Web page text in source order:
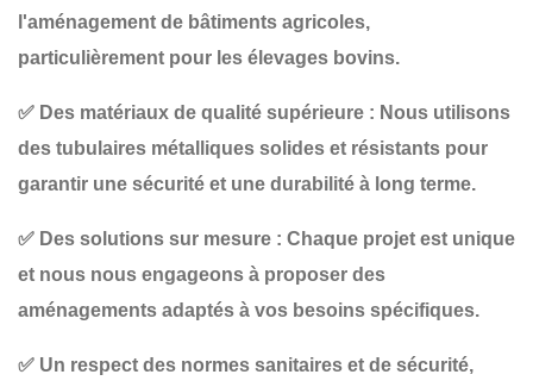
l'aménagement de bâtiments agricoles,
particulièrement pour les élevages bovins.
✅ Des matériaux de qualité supérieure : Nous utilisons
des tubulaires métalliques solides et résistants pour
garantir une sécurité et une durabilité à long terme.
✅ Des solutions sur mesure : Chaque projet est unique
et nous nous engageons à proposer des
aménagements adaptés à vos besoins spécifiques.
✅ Un respect des normes sanitaires et de sécurité,